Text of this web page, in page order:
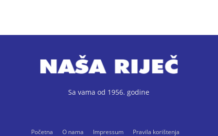
Sa vama od 1956. godine
Početna O nama Impressum Pravila korištenja